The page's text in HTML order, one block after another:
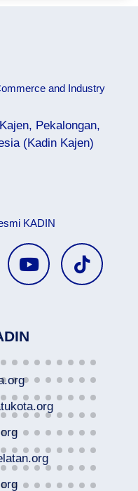
and Industry
Pekalongan,
(Kadin Kajen)
KADIN